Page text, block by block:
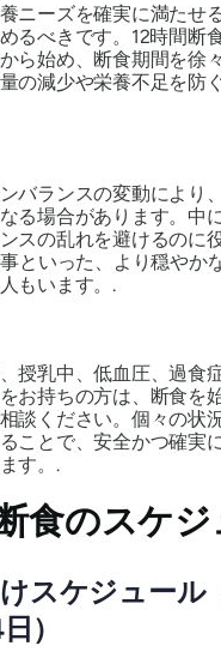
ニーズを確実に満たせ
るべきです。12時間断
ら始め、断食期間を徐
の減少や栄養不足を防
バランスの変動により
る場合があります。中
スの乱れを避けるのに
といった、より穏やか
もいます。.
授乳中、低血圧、過食
お持ちの方は、断食を
談ください。個々の状
ことで、安全かつ確実
す。.
食のスケジ
スケジュール
）